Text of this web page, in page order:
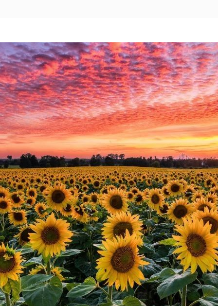
Camino Real Polanco México
Monterrey
Quinta Real Monterrey
Camino Real Fashion Drive Monterrey
Nuevo Laredo
Real Inn Nuevo Laredo
Oaxaca
Quinta Real Huatulco
Quinta Real Oaxaca
Camino Real Zaashila Huatulco
Pachuca
Camino Real Pachuca
Puebla
Quinta Real Puebla
Camino Real Puebla Angelópolis
San Luis Potosí
Real Inn San Luis Potosí
Tijuana
Real Inn Tijuana
Torreón
Real Inn Torreón
Zacatecas
Quinta Real Zacatecas